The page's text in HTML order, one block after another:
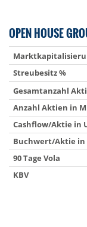
OPEN HOUSE
Streubesitz %
Gesamtanzahl
Anzahl Aktien in
Cashflow/Aktie in
Buchwert/Aktie in
90 Tage Vola
KBV